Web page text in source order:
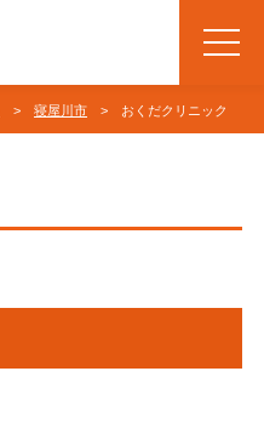
> 寝屋川市 > おくだクリニック